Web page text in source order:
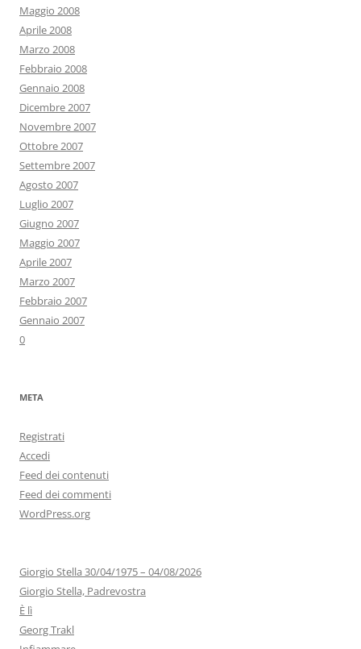
Maggio 2008
Aprile 2008
Marzo 2008
Febbraio 2008
Gennaio 2008
Dicembre 2007
Novembre 2007
Ottobre 2007
Settembre 2007
Agosto 2007
Luglio 2007
Giugno 2007
Maggio 2007
Aprile 2007
Marzo 2007
Febbraio 2007
Gennaio 2007
0
META
Registrati
Accedi
Feed dei contenuti
Feed dei commenti
WordPress.org
Giorgio Stella 30/04/1975 – 04/08/2026
Giorgio Stella, Padrevostra
È lì
Georg Trakl